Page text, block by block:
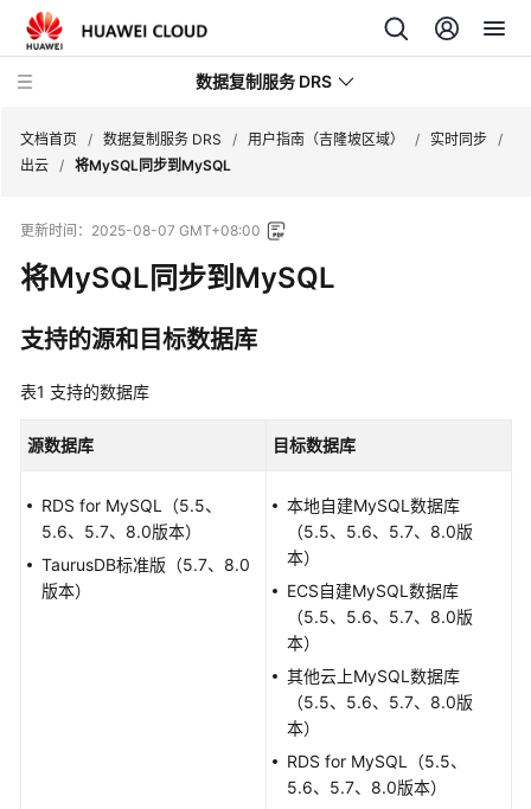
数据复制服务 DRS
新
动
态
产
介
费
说
明
文档首页 / 数据复制服务 DRS / 用户指南（吉隆坡区域） / 实时同步 /
出云 / 将MySQL同步到MySQL
更新时间： 2025-08-07 GMT+08:00
将MySQL同步到MySQL
支持的源和目标数据库
表1 支持的数据库
源数据库 目标数据库
RDS for MySQL（5.5、
5.6、5.7、8.0版本）
TaurusDB标准版（5.7、8.0
版本）
本地自建MySQL数据库
（5.5、5.6、5.7、8.0版
本）
ECS自建MySQL数据库
（5.5、5.6、5.7、8.0版
本）
其他云上MySQL数据库
（5.5、5.6、5.7、8.0版
本）
RDS for MySQL（5.5、
5.6、5.7、8.0版本）